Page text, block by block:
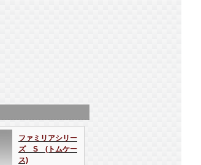
ファミリアシリー
ズ S (トムケー
ス)